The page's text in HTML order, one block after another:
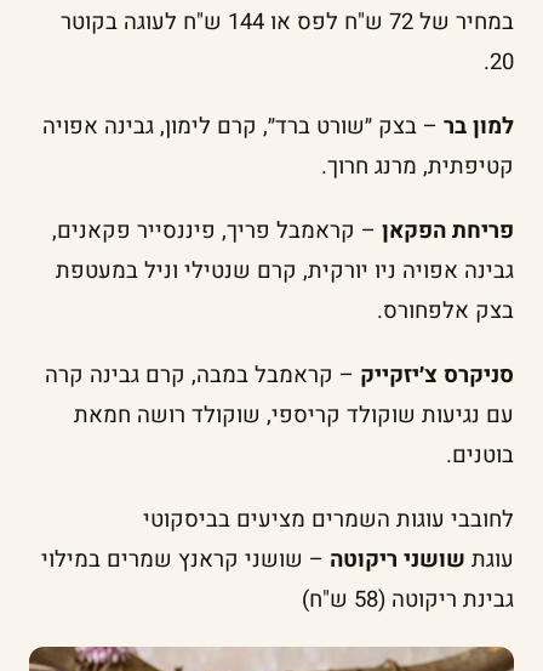
במחיר של 72 ש"ח לפס או 144 ש"ח לעוגה בקוטר
20.
למון בר – בצק ״שורט ברד״, קרם לימון, גבינה אפויה
קטיפתית, מרנג חרוך.
פריחת הפקאן – קראמבל פריך, פיננסייר פקאנים,
גבינה אפויה ניו יורקית, קרם שנטילי וניל במעטפת
בצק אלפחורס.
סניקרס צ׳יזקייק – קראמבל במבה, קרם גבינה קרה
עם נגיעות שוקולד קריספי, שוקולד רושה חמאת
בוטנים.
לחובבי עוגות השמרים מציעים בביסקוטי
עוגת שושני ריקוטה – שושני קראנץ שמרים במילוי
גבינת ריקוטה (58 ש"ח)